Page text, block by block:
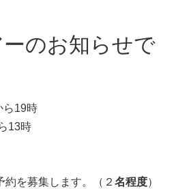
のお知らせで
ら19時
13時
約を募集します。（２ 名程度）